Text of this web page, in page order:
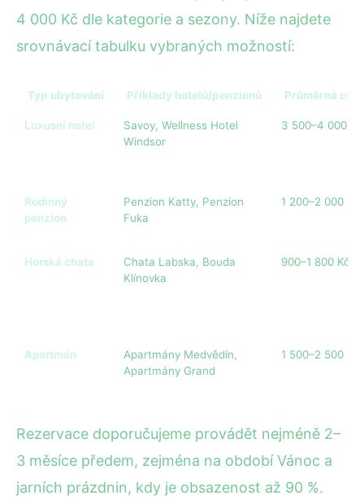
4 000 Kč dle kategorie a sezony. Níže najdete
srovnávací tabulku vybraných možností:
Typ ubytování Příklady hotelů/penzionů Průměrná
Luxusní hotel
Savoy, Wellness Hotel
Windsor
3 500–4 000 Kč
Rodinný
penzion
Penzion Katty, Penzion
Fuka
1 200–2 000 Kč
Horská chata
Chata Labska, Bouda
Klínovka
900–1 800 Kč
Apartmán
Apartmány Medvědín,
Apartmány Grand
1 500–2 500 Kč
Rezervace doporučujeme provádět nejméně 2–
3 měsíce předem, zejména na období Vánoc a
jarních prázdnin, kdy je obsazenost až 90 %.